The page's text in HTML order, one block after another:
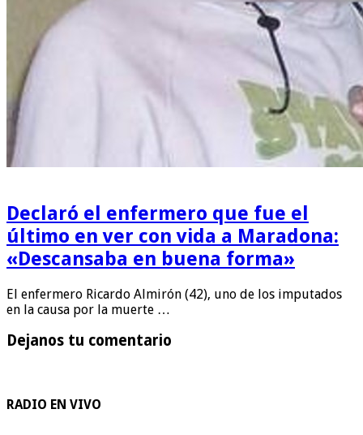
Declaró el enfermero que fue el
último en ver con vida a Maradona:
«Descansaba en buena forma»
El enfermero Ricardo Almirón (42), uno de los imputados
en la causa por la muerte …
Dejanos tu comentario
RADIO EN VIVO